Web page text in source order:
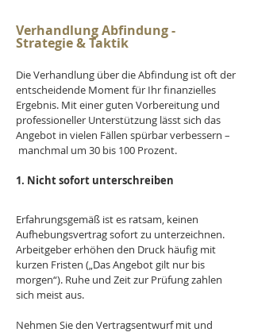
Verhandlung Abfindung -
Strategie & Taktik
Die Verhandlung über die Abfindung ist oft der
entscheidende Moment für Ihr finanzielles
Ergebnis. Mit einer guten Vorbereitung und
professioneller Unterstützung lässt sich das
Angebot in vielen Fällen spürbar verbessern –
manchmal um 30 bis 100 Prozent.
1. Nicht sofort unterschreiben
Erfahrungsgemäß ist es ratsam, keinen
Aufhebungsvertrag sofort zu unterzeichnen.
Arbeitgeber erhöhen den Druck häufig mit
kurzen Fristen („Das Angebot gilt nur bis
morgen“). Ruhe und Zeit zur Prüfung zahlen
sich meist aus.
Nehmen Sie den Vertragsentwurf mit und